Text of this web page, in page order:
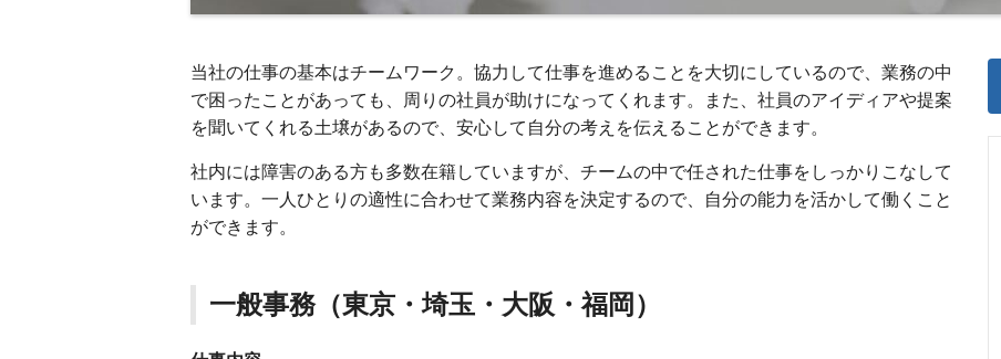
当社の仕事の基本はチームワーク。協力して仕事を進めることを大切にしているので、業務の中
で困ったことがあっても、周りの社員が助けになってくれます。また、社員のアイディアや提案
を聞いてくれる土壌があるので、安心して自分の考えを伝えることができます。
社内には障害のある方も多数在籍していますが、チームの中で任された仕事をしっかりこなして
います。一人ひとりの適性に合わせて業務内容を決定するので、自分の能力を活かして働くこと
ができます。
一般事務（東京・埼玉・大阪・福岡）